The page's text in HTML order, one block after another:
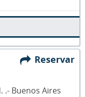
Reservar
.- Buenos Aires